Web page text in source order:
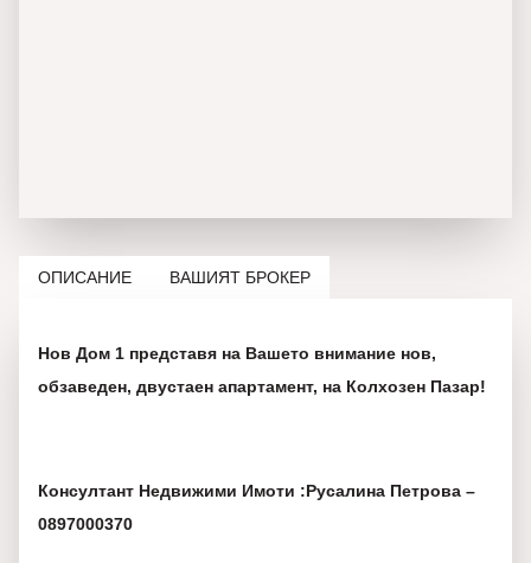
ОПИСАНИЕ ВАШИЯТ БРОКЕР
Нов Дом 1 представя на Вашето внимание нов,
обзаведен, двустаен апартамент, на Колхозен Пазар!
Консултант Недвижими Имоти :Русалина Петрова –
0897000370